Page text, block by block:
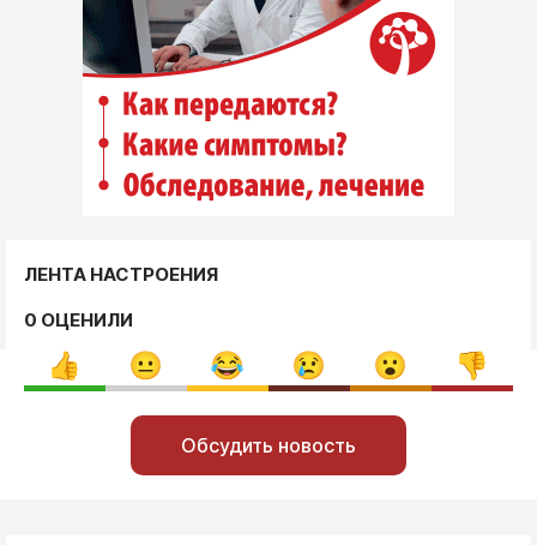
ЛЕНТА НАСТРОЕНИЯ
0 ОЦЕНИЛИ
Обсудить новость